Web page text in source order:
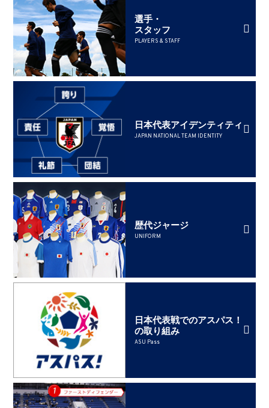
選手・
スタッフ
PLAYERS & STAFF
日本代表アイデンティティ
JAPAN NATIONAL TEAM IDENTITY
歴代ジャージ
UNIFORM
日本代表戦でのアスパス！
の取り組み
ASU Pass